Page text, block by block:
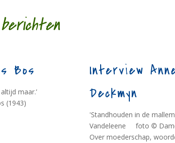
Bos
maar.’
(1943)
Interview
Deckmyn
'Standhouden in de
Vandeleene foto ©
Over moederschap,